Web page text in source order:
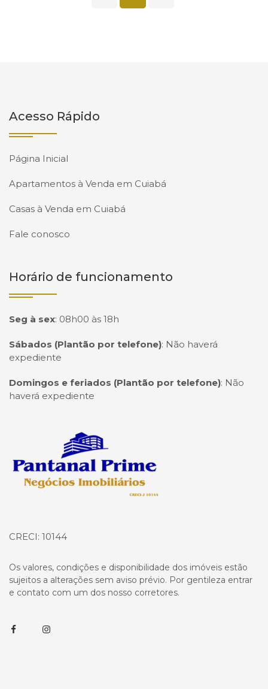
Acesso Rápido
Página Inicial
Apartamentos à Venda em Cuiabá
Casas à Venda em Cuiabá
Fale conosco
Horário de funcionamento
Seg à sex: 08h00 às 18h
Sábados (Plantão por telefone): Não haverá
expediente
Domingos e feriados (Plantão por telefone): Não
haverá expediente
Página inicial
CRECI: 10144
Os valores, condições e disponibilidade dos imóveis estão
sujeitos a alterações sem aviso prévio. Por gentileza entrar
e contato com um dos nosso corretores.
FacebookInstagram